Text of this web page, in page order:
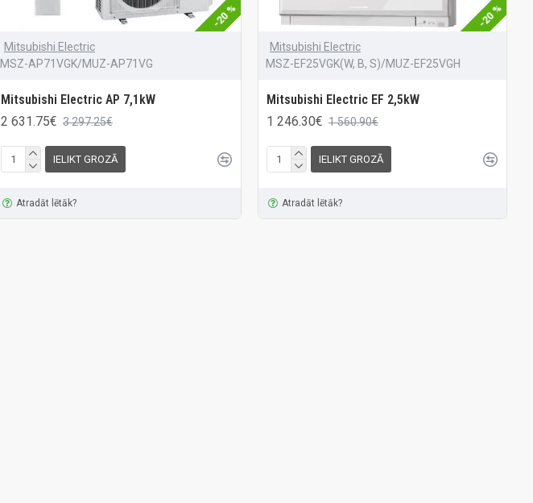
-20 %
Mitsubishi Electric
MSZ-AP71VGK/MUZ-AP71VG
Mitsubishi Electric AP 7,1kW
2 631.75€ 3 297.25€
IELIKT GROZĀ
Atradāt lētāk?
-20 %
Mitsubishi Electric
MSZ-EF25VGK(W, B, S)/MUZ-EF25VGH
Mitsubishi Electric EF 2,5kW
1 246.30€ 1 560.90€
IELIKT GROZĀ
Atradāt lētāk?